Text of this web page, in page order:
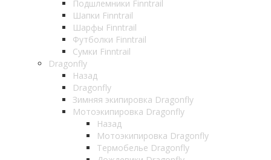
Подшлемники Finntrail
Шапки Finntrail
Шарфы Finntrail
Футболки Finntrail
Сумки Finntrail
Dragonfly
Назад
Dragonfly
Зимняя экипировка Dragonfly
Мотоэкипировка Dragonfly
Назад
Мотоэкипировка Dragonfly
Термобелье Dragonfly